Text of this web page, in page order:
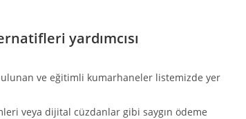
yardımcısı
ve eğitimli kumarhaneler listemizde yer
veya dijital cüzdanlar gibi saygın ödeme